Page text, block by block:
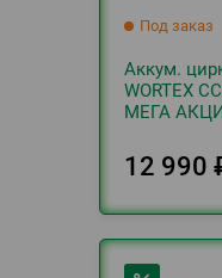
Под заказ
Аккум.
WORTEX
МЕГА
12 990